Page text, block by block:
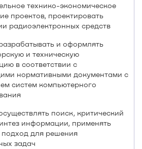
технико-экономическое
проектов, проектировать
радиоэлектронных средств
и оформлять
и техническую
в соответствии с
нормативными документами с
систем компьютерного
поиск, критический
информации, применять
для решения
задач